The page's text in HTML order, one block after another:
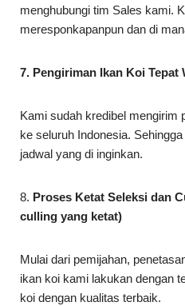
menghubungi tim Sales kami.
meresponkapanpun dan di
7. Pengiriman Ikan Koi Tepat
Kami sudah kredibel mengirim
ke seluruh Indonesia.
jadwal yang di inginkan.
8. Proses Ketat Seleksi dan
culling yang ketat)
Mulai dari pemijahan,
ikan koi kami lakukan dengan
koi dengan kualitas terbaik.